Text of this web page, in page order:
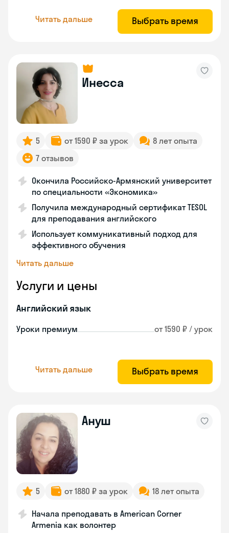
Читать дальше Выбрать время
Инесса
5 от 1590 ₽ за урок
8 лет опыта
7 отзывов
Окончила Российско-Армянский университет
по специальности «Экономика»
Получила международный сертификат TESOL
для преподавания английского
Использует коммуникативный подход для
эффективного обучения
Читать дальше
Услуги и цены
Английский язык
Уроки премиум от 1590 ₽ / урок
Читать дальше Выбрать время
Ануш
5 от 1880 ₽ за урок 18 лет опыта
Начала преподавать в American Corner
Armenia как волонтер